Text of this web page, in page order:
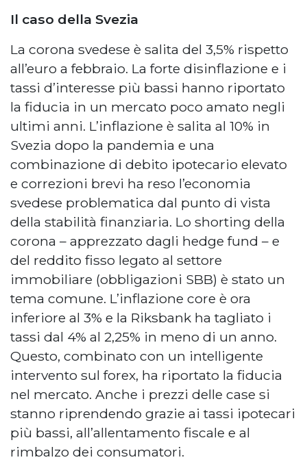
Il caso della Svezia
La corona svedese è salita del 3,5% rispetto
all’euro a febbraio. La forte disinflazione e i
tassi d’interesse più bassi hanno riportato
la fiducia in un mercato poco amato negli
ultimi anni. L’inflazione è salita al 10% in
Svezia dopo la pandemia e una
combinazione di debito ipotecario elevato
e correzioni brevi ha reso l’economia
svedese problematica dal punto di vista
della stabilità finanziaria. Lo shorting della
corona – apprezzato dagli hedge fund – e
del reddito fisso legato al settore
immobiliare (obbligazioni SBB) è stato un
tema comune. L’inflazione core è ora
inferiore al 3% e la Riksbank ha tagliato i
tassi dal 4% al 2,25% in meno di un anno.
Questo, combinato con un intelligente
intervento sul forex, ha riportato la fiducia
nel mercato. Anche i prezzi delle case si
stanno riprendendo grazie ai tassi ipotecari
più bassi, all’allentamento fiscale e al
rimbalzo dei consumatori.